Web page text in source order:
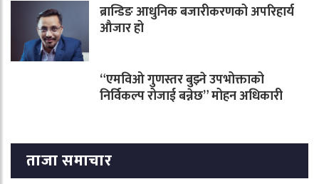
ब्रान्डिङ आधुनिक बजारीकरणको अपरिहार्य
औजार हो
“एमविओ गुणस्तर बुझ्ने उपभोक्ताको
निर्विकल्प रोजाई बन्नेछ” मोहन अधिकारी
ताजा समाचार